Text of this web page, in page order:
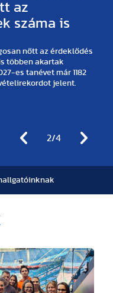
2/4
az
száma is
nőtt az érdeklődés
többen akartak
es tanévet már 1182
jelent.